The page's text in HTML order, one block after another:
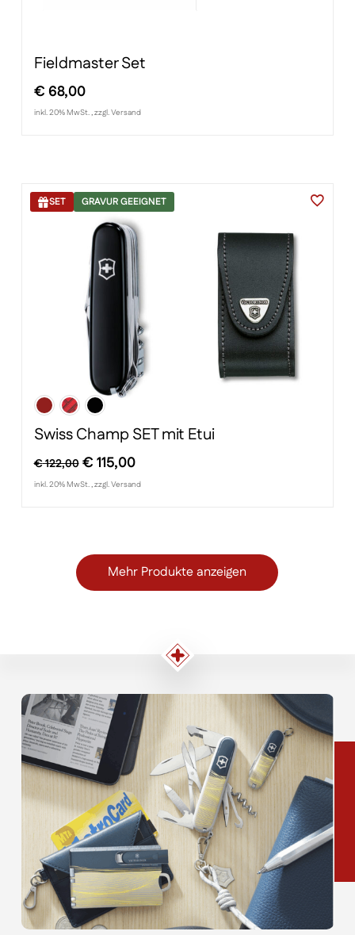
Fieldmaster Set
€68,00
inkl. 20% MwSt. , zzgl. Versand
SET GRAVUR GEEIGNET
Swiss Champ SET mit Etui
€122,00 Ursprünglicher
Preis
€115,00Aktueller
Preis
inkl. 20% MwSt. , zzgl. Versand
Mehr Produkte anzeigen